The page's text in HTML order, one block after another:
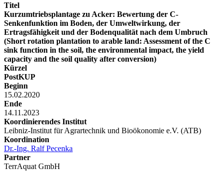
Titel
Kurzumtriebsplantage zu Acker: Bewertung der C-
Senkenfunktion im Boden, der Umweltwirkung, der
Ertragsfähigkeit und der Bodenqualität nach dem Umbruch
(Short rotation plantation to arable land: Assessment of the C
sink function in the soil, the environmental impact, the yield
capacity and the soil quality after conversion)
Kürzel
PostKUP
Beginn
15.02.2020
Ende
14.11.2023
Koordinierendes Institut
Leibniz-Institut für Agrartechnik und Bioökonomie e.V. (ATB)
Koordination
Dr.-Ing. Ralf Pecenka
Partner
TerrAquat GmbH